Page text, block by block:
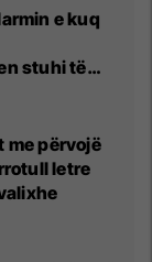
e kuq
stuhi të
dhe
me përvojë
letre